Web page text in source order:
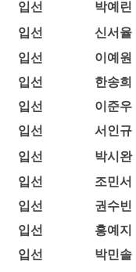
입선
박예린
입선
신서율
입선
이예원
입선
한송희
입선
이준우
입선
서인규
입선
박시완
입선
조민서
입선
권수빈
입선
홍예지
입선
박민솔